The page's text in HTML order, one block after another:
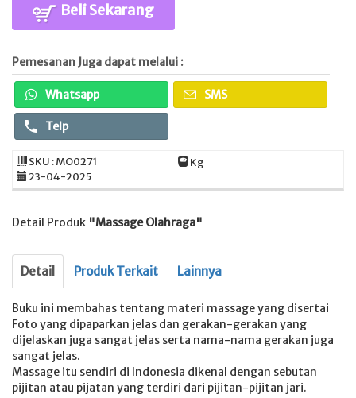
Beli Sekarang
Pemesanan Juga dapat melalui :
Whatsapp SMS
Telp
SKU : MO0271
Kg
23-04-2025
Detail Produk "Massage Olahraga"
Detail Produk Terkait Lainnya
Buku ini membahas tentang materi massage yang disertai
Foto yang dipaparkan jelas dan gerakan-gerakan yang
dijelaskan juga sangat jelas serta nama-nama gerakan juga
sangat jelas.
Massage itu sendiri di Indonesia dikenal dengan sebutan
pijitan atau pijatan yang terdiri dari pijitan-pijitan jari.